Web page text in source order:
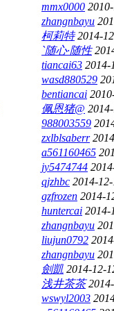
mmx0000
zhangnbayu
柯莉特 2014-
`随心·随性
tiancai63 2014-
wasd880529
bentiancai
佩恩猪@
988003559
zxlblsaberr
a561160465
jy5474744
qjzhbc 2014-
gzfrozen 2014-
huntercai 2014-
zhangnbayu
liujun0792
zhangnbayu
劍凱 2014-12-
浅井茶茶
wswyl2003